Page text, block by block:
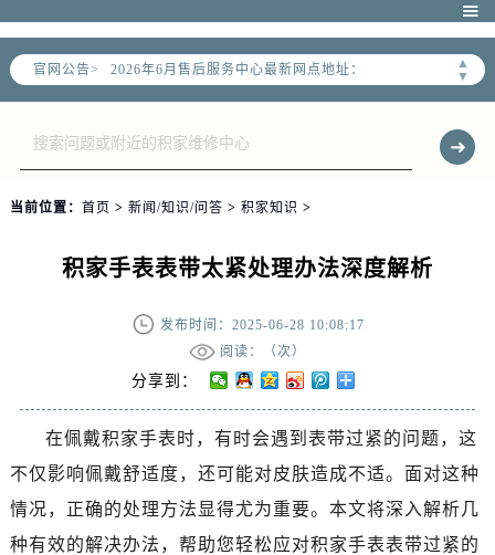

官网公告>
▲
▼
2026年6月北京市官方售后客户服务热线：
2026年6月售后服务中心最新网点地址：
北京市东城区东长安街1号东方广场写字楼W3座6层602室（需提前预约）
北京市朝阳区建国门外大街甲6号华熙国际中心写字楼D座11层1102室（需提前预约）
北京市朝阳区建国门外大街甲6号华熙国际中心D座11层1102室售后服务中心（需提前预约）
当前位置： 首页 > 新闻/知识/问答 > 积家知识 >
积家手表表带太紧处理办法深度解析
发布时间：2025-06-28 10:08:17
阅读：（次）
分享到：
在佩戴积家手表时，有时会遇到表带过紧的问题，这
不仅影响佩戴舒适度，还可能对皮肤造成不适。面对这种
情况，正确的处理方法显得尤为重要。本文将深入解析几
种有效的解决办法，帮助您轻松应对积家手表表带过紧的